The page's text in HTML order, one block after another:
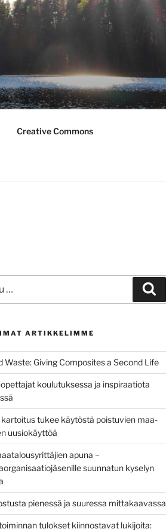
Creative Commons
ARTIKKELIMME
Waste: Giving Composites a Second Life
koulutuksessa ja inspiraatiota
kartoitus tukee käytöstä poistuvien maa-
uusiokäyttöä
apuna –
suunnatun kyselyn
pienessä ja suuressa mittakaavassa
tulokset kiinnostavat lukijoita: